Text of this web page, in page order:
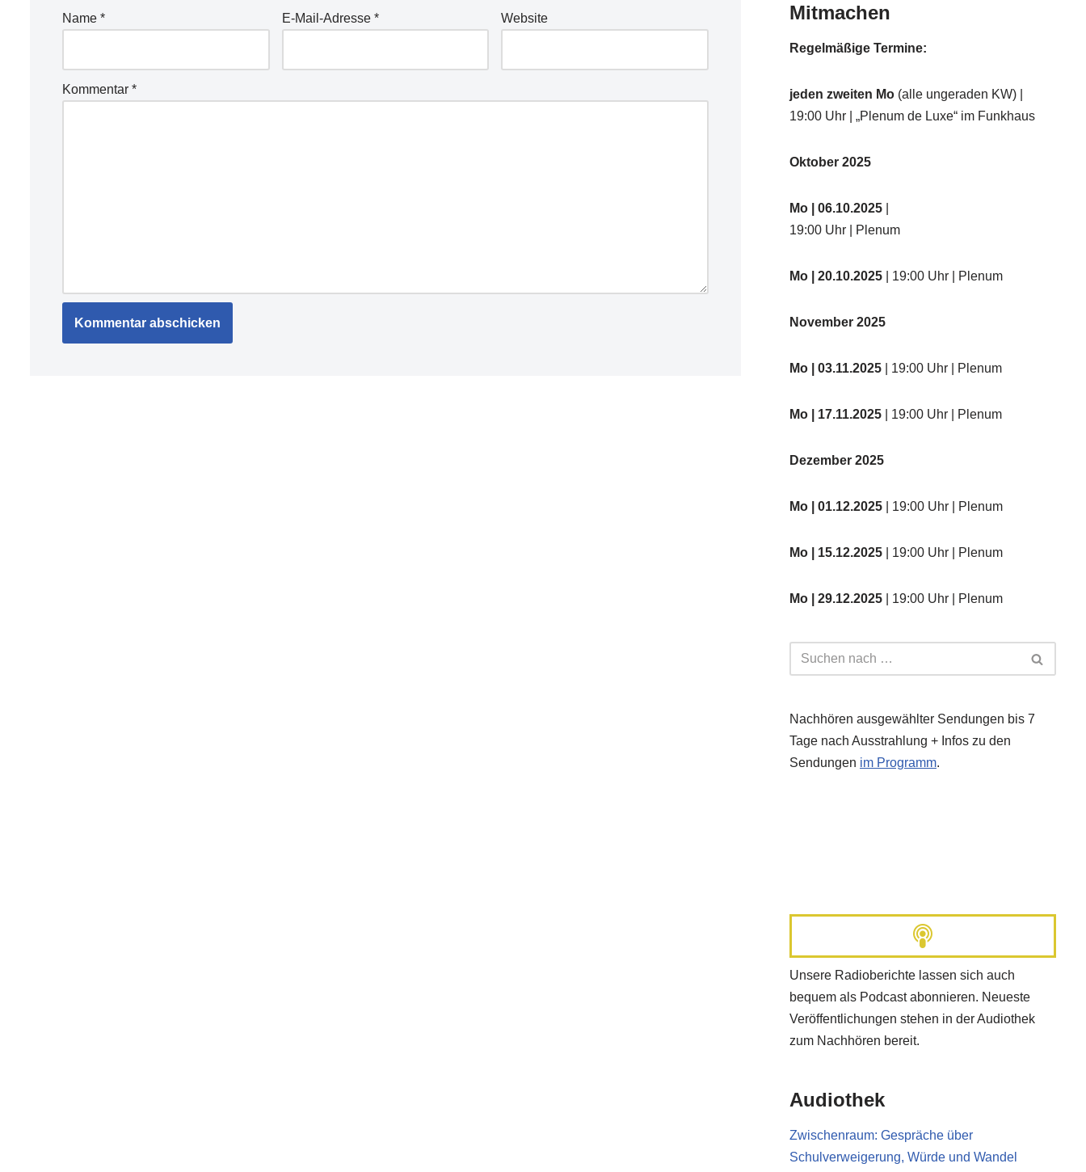
Name * E-Mail-Adresse * Website
Kommentar *
Mitmachen
Regelmäßige Termine:
jeden zweiten Mo (alle ungeraden KW) |
19:00 Uhr | „Plenum de Luxe“ im Funkhaus
Oktober 2025
Mo | 06.10.2025
19:00 Uhr | Plenum
Mo | 20.10.2025 | 19:00 Uhr | Plenum
November 2025
Mo | 03.11.2025 | 19:00 Uhr | Plenum
Mo | 17.11.2025 | 19:00 Uhr | Plenum
Dezember 2025
Mo | 01.12.2025 | 19:00 Uhr | Plenum
Mo | 15.12.2025 | 19:00 Uhr | Plenum
Mo | 29.12.2025 | 19:00 Uhr | Plenum
Nachhören ausgewählter Sendungen bis 7
Tage nach Ausstrahlung + Infos zu den
Sendungen im Programm.
Unsere Radioberichte lassen sich auch
bequem als Podcast abonnieren. Neueste
Veröffentlichungen stehen in der Audiothek
zum Nachhören bereit.
Audiothek
Zwischenraum: Gespräche über
Schulverweigerung, Würde und Wandel